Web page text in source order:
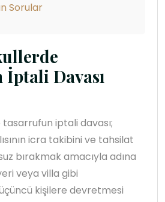
Sorular
Davası
iptali davası;
icra takibini ve tahsilat
bırakmak amacıyla adına
veya villa gibi
kişilere devretmesi